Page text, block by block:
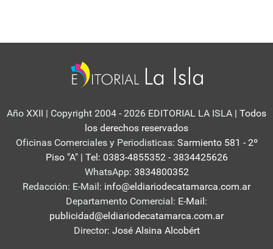
Año XXII | Copyright 2004 - 2026 EDITORIAL LA ISLA | Todos
los derechos reservados
Oficinas Comerciales y Periodisticas: Sarmiento 581 - 2º
Piso "A" | Tel: 0383-4855352 - 3834425626
WhatsApp: 3834800352
Redacción: E-Mail: info@eldiariodecatamarca.com.ar
Departamento Comercial: E-Mail:
publicidad@eldiariodecatamarca.com.ar
Director: José Alsina Alcobért